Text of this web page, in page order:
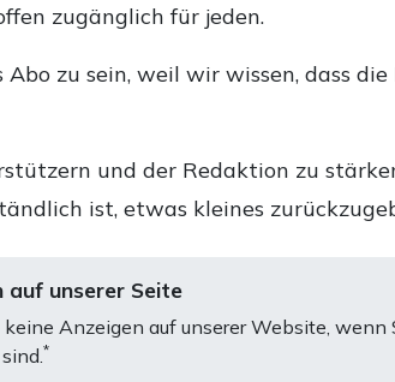
zugänglich für jeden.
zu sein, weil wir wissen, dass
und der Redaktion zu
ist, etwas kleines
auf unserer Seite
keine Anzeigen auf unserer Website, wenn
*